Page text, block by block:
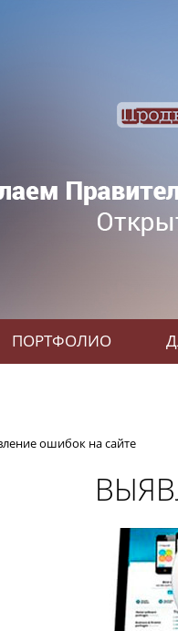
ПОРТФОЛИО
ошибок на сайте